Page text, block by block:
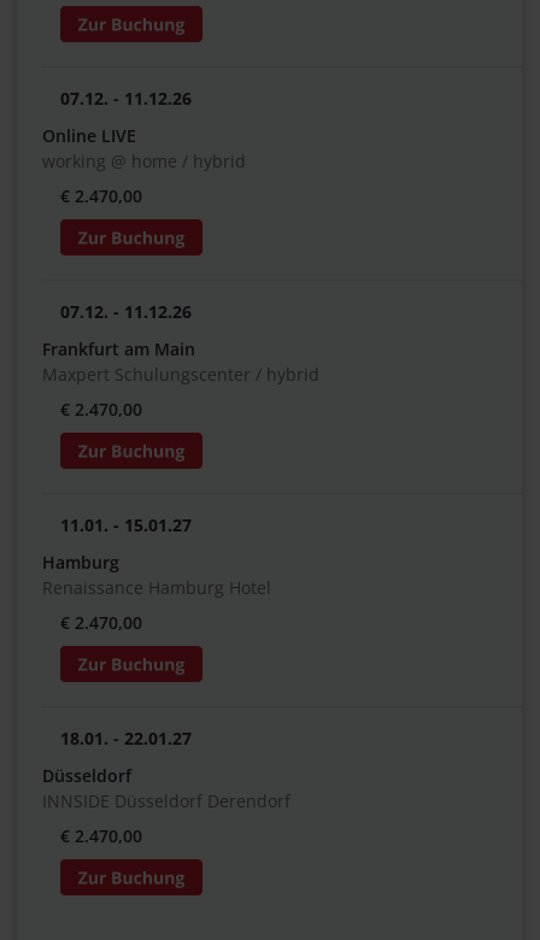
07.12. - 11.12.26
Online LIVE
working @ home / hybrid
€ 2.470,00
07.12. - 11.12.26
Frankfurt am Main
Maxpert Schulungscenter / hybrid
€ 2.470,00
11.01. - 15.01.27
Hamburg
Renaissance Hamburg Hotel
€ 2.470,00
18.01. - 22.01.27
Düsseldorf
INNSIDE Düsseldorf Derendorf
€ 2.470,00